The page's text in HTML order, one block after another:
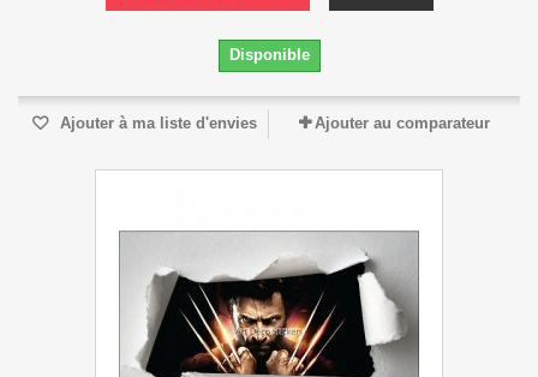
Disponible
Ajouter à ma liste d'envies Ajouter au comparateur